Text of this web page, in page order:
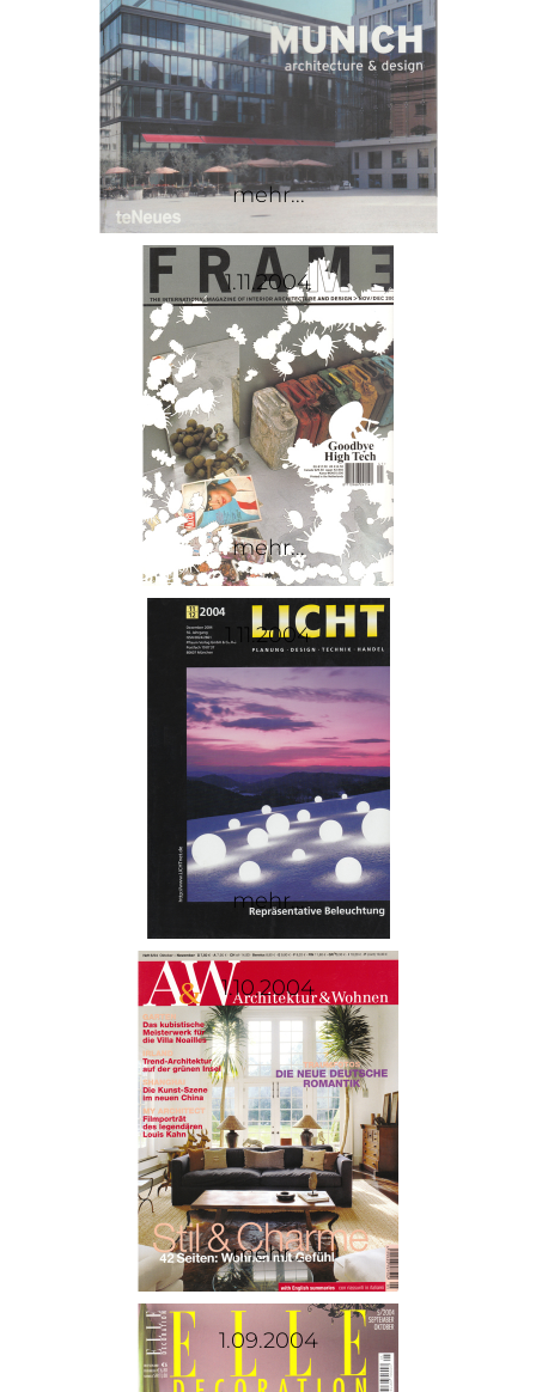
mehr...
1.11.2004
mehr...
1.11.2004
mehr...
1.10.2004
mehr...
1.09.2004